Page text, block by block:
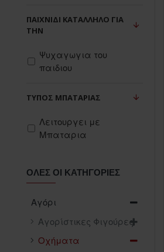
ΤΎΠΟΣ ΜΠΑΤΑΡΙΆΣ
Λειτουργει με
Μπαταρια
ΠΑΙΧΝΊΔΙ ΚΑΤΆΛΛΗΛΟ ΓΙΑ
ΤΗΝ
Ψυχαγωγια του
παιδιου
ΌΛΕΣ ΟΙ ΚΑΤΗΓΟΡΊΕΣ
Αγόρι
Αγορίστικες Φιγούρες
Οχήματα